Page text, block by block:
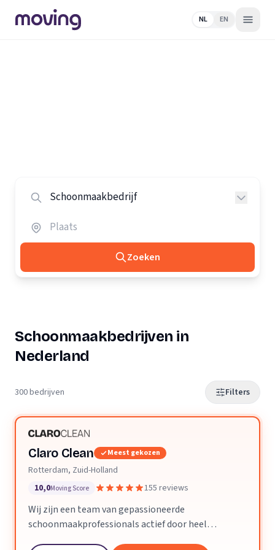
NL EN
Zoeken
Schoonmaakbedrijven in
Nederland
300 bedrijven Filters
Claro Clean Meest gekozen
Rotterdam, Zuid-Holland
10,0Moving Score 155 reviews
Wij zijn een team van gepassioneerde
schoonmaakprofessionals actief door heel